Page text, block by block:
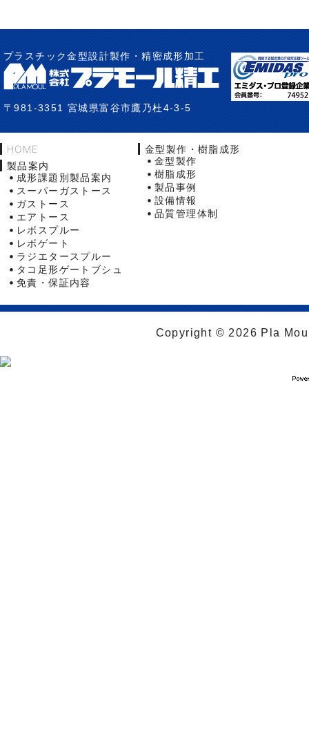
プラスチック金型設計製作・精密成形加工
〒981-3351 宮城県富谷市鷹乃杜4-3-5
HOME
製品案内
成形課題別製品案内
スーパーガストース
ガストース
エアトース
レボスプルー
レボゲート
ラジエタースプルー
タコ足形ゲートブシュ
免責・保証内容
金型製作・樹脂成形
金型製作
樹脂成形
製品事例
設備情報
品質管理体制
Copyright © 2026 Pla